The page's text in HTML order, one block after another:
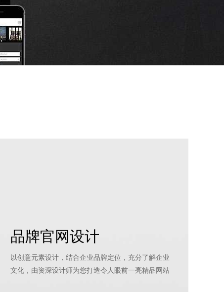
品牌官网设计
以创意元素设计，结合企业品牌定位，充分了解企业
文化，由资深设计师为您打造令人眼前一亮精品网站